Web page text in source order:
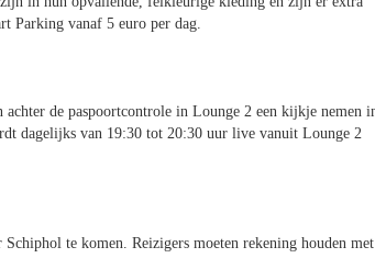
Parking vanaf 5 euro per dag.
achter de paspoortcontrole in Lounge 2 een kijkje nemen
dagelijks van 19:30 tot 20:30 uur live vanuit Lounge 2
te komen. Reizigers moeten rekening houden met